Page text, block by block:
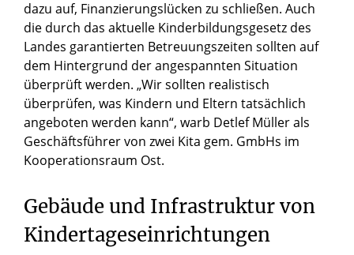
dazu auf, Finanzierungslücken zu schließen. Auch
die durch das aktuelle Kinderbildungsgesetz des
Landes garantierten Betreuungszeiten sollten auf
dem Hintergrund der angespannten Situation
überprüft werden. „Wir sollten realistisch
überprüfen, was Kindern und Eltern tatsächlich
angeboten werden kann“, warb Detlef Müller als
Geschäftsführer von zwei Kita gem. GmbHs im
Kooperationsraum Ost.
Gebäude und Infrastruktur von
Kindertageseinrichtungen